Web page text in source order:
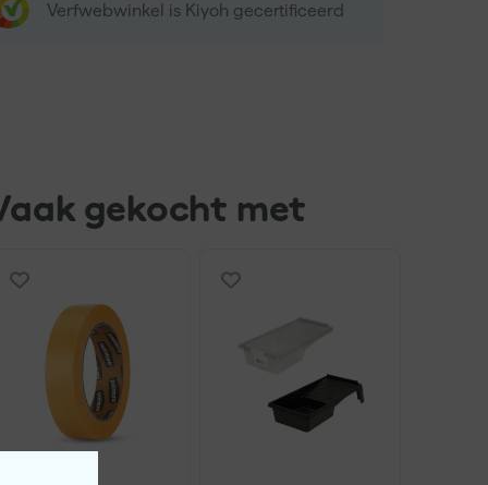
Verfwebwinkel is Kiyoh gecertificeerd
gekocht met